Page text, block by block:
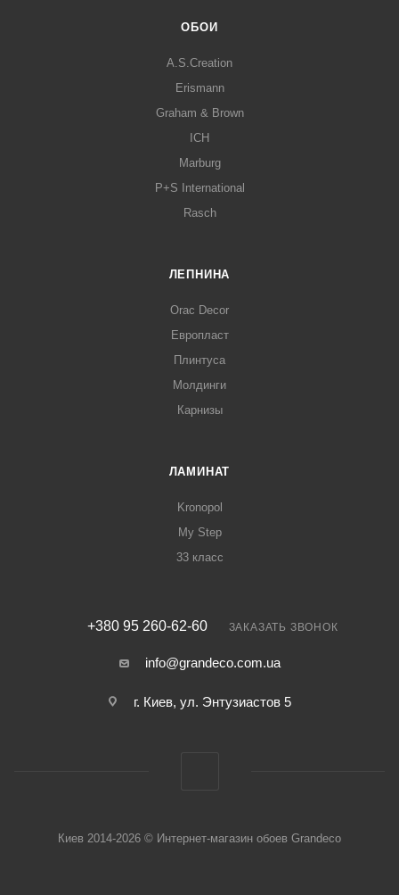
ОБОИ
A.S.Creation
Erismann
Graham & Brown
ICH
Marburg
P+S International
Rasch
ЛЕПНИНА
Orac Decor
Европласт
Плинтуса
Молдинги
Карнизы
ЛАМИНАТ
Kronopol
My Step
33 класс
+380 95 260-62-60 ЗАКАЗАТЬ ЗВОНОК
info@grandeco.com.ua
г. Киев, ул. Энтузиастов 5
Киев 2014-2026 © Интернет-магазин обоев Grandeco